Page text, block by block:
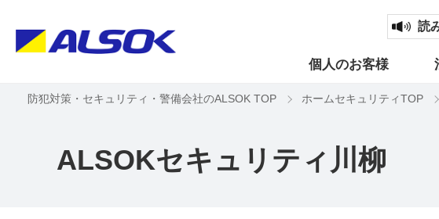
読
個人のお客様
防犯対策・セキュリティ・警備会社のALSOK TOP ホームセキュリティTOP
ALSOKセキュリティ川柳